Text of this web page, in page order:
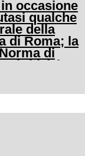
occasione
qualche
della
di Roma; la
di
si ritirò in
raucedine